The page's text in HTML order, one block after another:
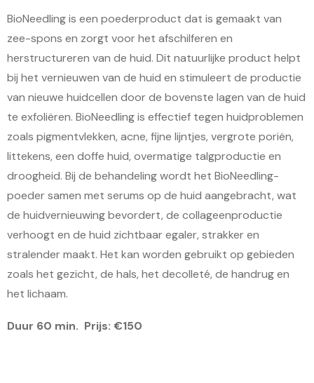
BioNeedling is een poederproduct dat is gemaakt van
zee-spons en zorgt voor het afschilferen en
herstructureren van de huid. Dit natuurlijke product helpt
bij het vernieuwen van de huid en stimuleert de productie
van nieuwe huidcellen door de bovenste lagen van de huid
te exfoliëren. BioNeedling is effectief tegen huidproblemen
zoals pigmentvlekken, acne, fijne lijntjes, vergrote poriën,
littekens, een doffe huid, overmatige talgproductie en
droogheid. Bij de behandeling wordt het BioNeedling-
poeder samen met serums op de huid aangebracht, wat
de huidvernieuwing bevordert, de collageenproductie
verhoogt en de huid zichtbaar egaler, strakker en
stralender maakt. Het kan worden gebruikt op gebieden
zoals het gezicht, de hals, het decolleté, de handrug en
het lichaam.
Duur 60 min. Prijs: €150